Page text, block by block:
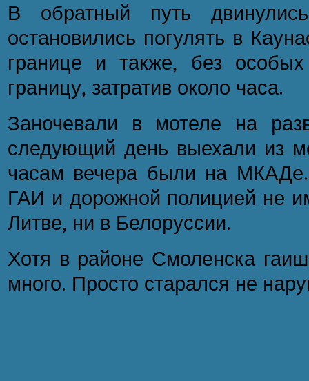
В обратный путь
остановились погулять в
границе и также, без
границу, затратив около часа.
Заночевали в мотеле на
следующий день выехали из
часам вечера были на МКАДе.
ГАИ и дорожной полицией не
Литве, ни в Белоруссии.
Хотя в районе Смоленска
много. Просто старался не